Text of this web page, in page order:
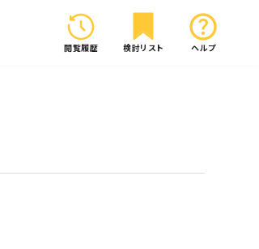
閲覧履歴 検討リスト ヘルプ